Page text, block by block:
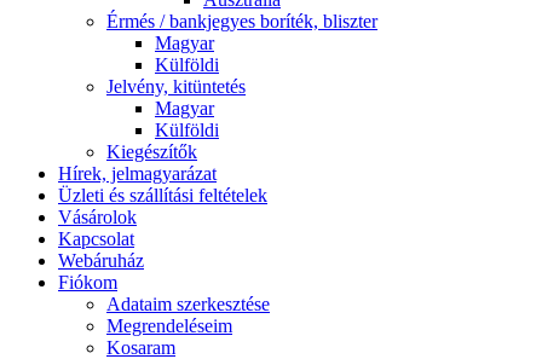
Érmés / bankjegyes boríték, bliszter
Magyar
Külföldi
Jelvény, kitüntetés
Magyar
Külföldi
Kiegészítők
Hírek, jelmagyarázat
Üzleti és szállítási feltételek
Vásárolok
Kapcsolat
Webáruház
Fiókom
Adataim szerkesztése
Megrendeléseim
Kosaram